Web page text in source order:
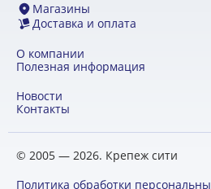
Магазины
Доставка и оплата
О компании
Полезная информация
Новости
Контакты
© 2005 — 2026. Крепеж сити
Политика обработки